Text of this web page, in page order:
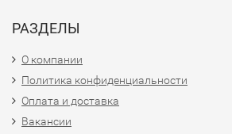
РАЗДЕЛЫ
О компании
Политика конфиденциальности
Оплата и доставка
Вакансии